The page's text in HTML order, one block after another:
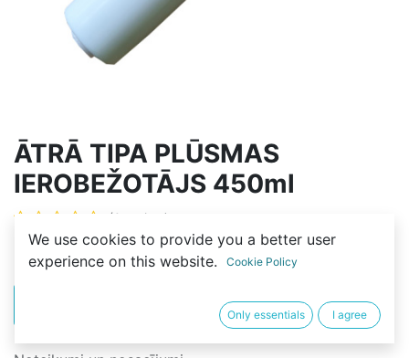
ĀTRĀ TIPA PLŪSMAS
IEROBEŽOTĀJS 450ml
(0 review)
3,00€
BUY NOW
We use cookies to provide you a better user
experience on this website.
Cookie Policy
Only essentials I agree